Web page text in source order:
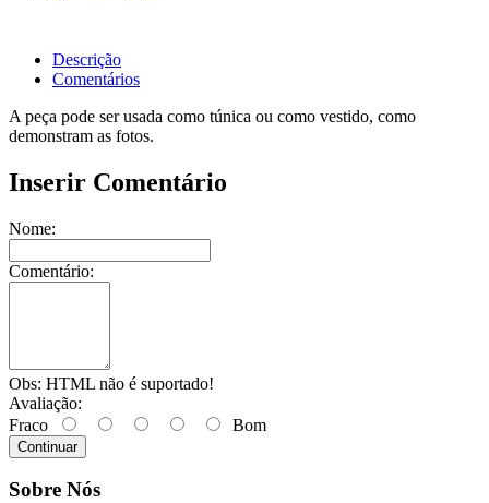
Descrição
Comentários
A peça pode ser usada como túnica ou como vestido, como
demonstram as fotos.
Inserir Comentário
Nome:
Comentário:
Obs: HTML não é suportado!
Avaliação:
Fraco
Bom
Continuar
Sobre Nós